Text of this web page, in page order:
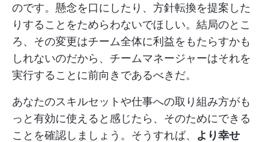
のです。懸念を口にしたり、方針転換を提案した
りすることをためらわないでほしい。結局のとこ
ろ、その変更はチーム全体に利益をもたらすかも
しれないのだから、チームマネージャーはそれを
実行することに前向きであるべきだ。
あなたのスキルセットや仕事への取り組み方がも
っと有効に使えると感じたら、そのためにできる
ことを確認しましょう。そうすれば、 より幸せ